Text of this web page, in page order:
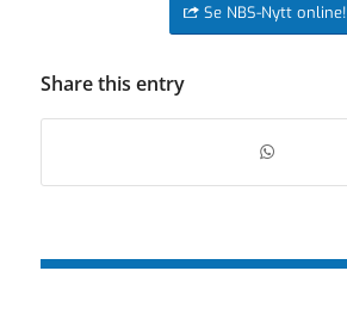
Se NBS-Nytt online!
Share this entry